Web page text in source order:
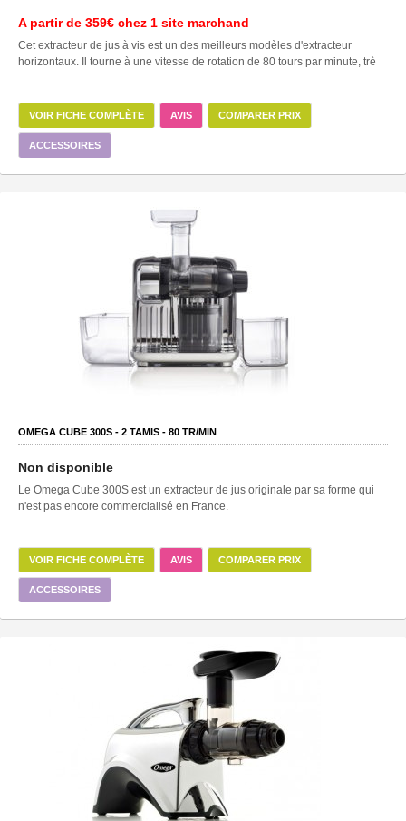
A partir de 359€ chez 1 site marchand
Cet extracteur de jus à vis est un des meilleurs modèles d'extracteur
horizontaux. Il tourne à une vitesse de rotation de 80 tours par minute, trè
VOIR FICHE COMPLÈTE AVIS COMPARER PRIX
ACCESSOIRES
OMEGA CUBE 300S - 2 TAMIS - 80 TR/MIN
Non disponible
Le Omega Cube 300S est un extracteur de jus originale par sa forme qui
n'est pas encore commercialisé en France.
VOIR FICHE COMPLÈTE AVIS COMPARER PRIX
ACCESSOIRES